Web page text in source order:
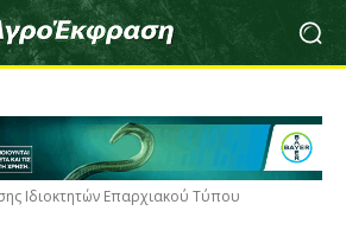
Ιδιοκτητών Επαρχιακού Τύπου